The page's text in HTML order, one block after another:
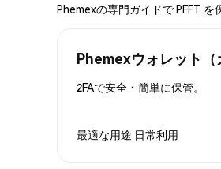
Phemexの専門ガイドで PFFT を
Phemexウォレット（
2FAで安全・簡単に保管。
最適な用途 日常利用